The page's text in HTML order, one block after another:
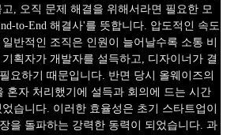
, 오직 문제 해결을 위해서라면 필요한 모
to-End 해결사'를 뜻합니다. 압도적인 속도
반적인 조직은 인원이 늘어날수록 소통 비
획자가 개발자를 설득하고, 디자이너가 결
요하기 때문입니다. 반면 당시 올웨이즈의
혼자 처리했기에 설득과 회의에 드는 시간
습니다. 이러한 효율성은 초기 스타트업이
을 돌파하는 강력한 동력이 되었습니다. 과